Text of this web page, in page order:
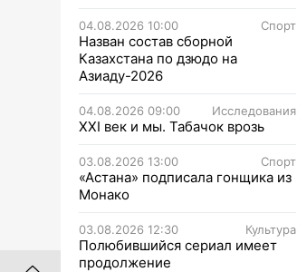
04.08.2026 10:00 Спорт
Назван состав сборной
Казахстана по дзюдо на
Азиаду-2026
04.08.2026 09:00 Исследования
XXI век и мы. Табачок врозь
03.08.2026 13:00 Спорт
«Астана» подписала гонщика из
Монако
03.08.2026 12:30 Культура
Полюбившийся сериал имеет
продолжение